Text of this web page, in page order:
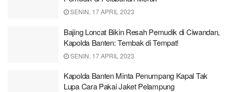
SENIN, 17 APRIL 2023
Bajing Loncat Bikin Resah Pemudik di Ciwandan,
Kapolda Banten: Tembak di Tempat!
SENIN, 17 APRIL 2023
Kapolda Banten Minta Penumpang Kapal Tak
Lupa Cara Pakai Jaket Pelampung